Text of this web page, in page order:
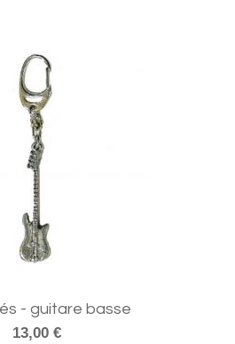
- guitare basse
13,00 €